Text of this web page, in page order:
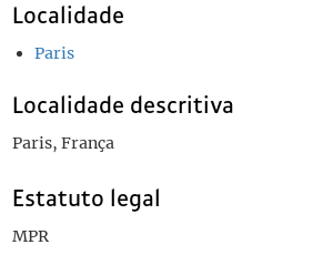
Localidade
Paris
Localidade descritiva
Paris, França
Estatuto legal
MPR